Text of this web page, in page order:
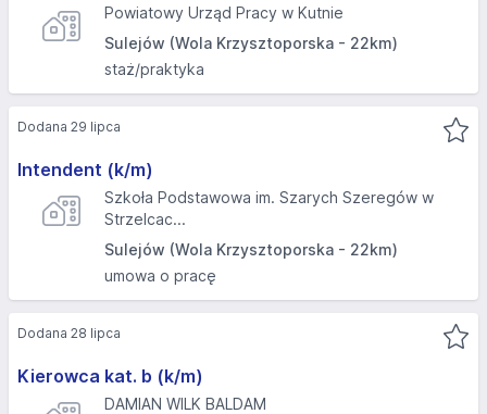
Powiatowy Urząd Pracy w Kutnie
Sulejów (Wola Krzysztoporska - 22km)
staż/praktyka
Intendent (k/m)
Szkoła Podstawowa im. Szarych Szeregów w
Strzelcac...
Sulejów (Wola Krzysztoporska - 22km)
umowa o pracę
Dodana 29 lipca
Kierowca kat. b (k/m)
DAMIAN WILK BALDAM
Dodana 28 lipca